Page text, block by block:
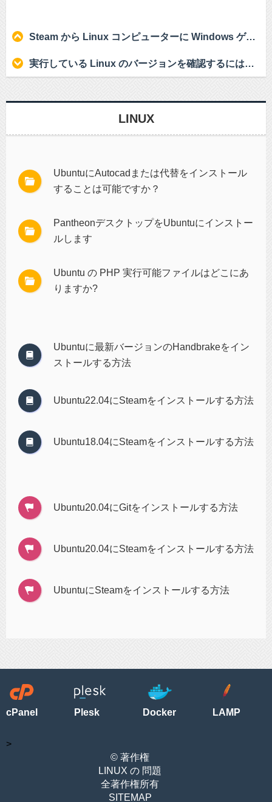
Steam から Linux コンピューターに Windows ゲームをダウンロードする方法は?
実行している Linux のバージョンを確認するにはどうすればよいですか?
LINUX
UbuntuにAutocadまたは代替をインストール
することは可能ですか？
PantheonデスクトップをUbuntuにインストー
ルします
Ubuntu の PHP 実行可能ファイルはどこにあ
りますか?
Ubuntuに最新バージョンのHandbrakeをイン
ストールする方法
Ubuntu22.04にSteamをインストールする方法
Ubuntu18.04にSteamをインストールする方法
Ubuntu20.04にGitをインストールする方法
Ubuntu20.04にSteamをインストールする方法
UbuntuにSteamをインストールする方法
cPanel Plesk Docker LAMP
>
© 著作権
LINUX の 問題
全著作権所有
SITEMAP